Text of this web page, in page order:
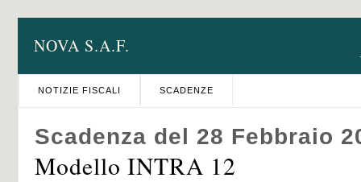
NOVA S.A.F.
NOTIZIE FISCALI SCADENZE
Scadenza del 28 Febbraio
Modello INTRA 12